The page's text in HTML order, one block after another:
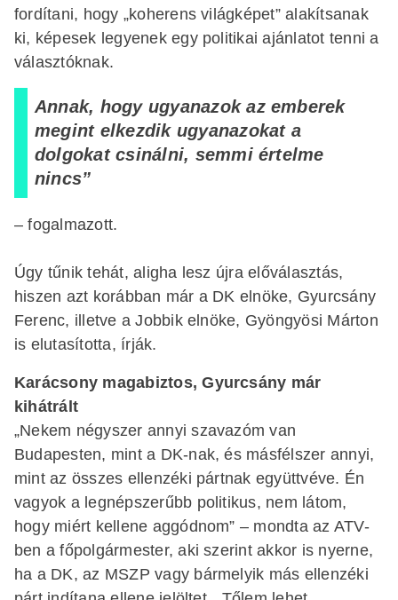
fordítani, hogy „koherens világképet” alakítsanak
ki, képesek legyenek egy politikai ajánlatot tenni a
választóknak.
Annak, hogy ugyanazok az emberek
megint elkezdik ugyanazokat a
dolgokat csinálni, semmi értelme
nincs”
– fogalmazott.
Úgy tűnik tehát, aligha lesz újra előválasztás,
hiszen azt korábban már a DK elnöke, Gyurcsány
Ferenc, illetve a Jobbik elnöke, Gyöngyösi Márton
is elutasította, írják.
Karácsony magabiztos, Gyurcsány már
kihátrált
„Nekem négyszer annyi szavazóm van
Budapesten, mint a DK-nak, és másfélszer annyi,
mint az összes ellenzéki pártnak együttvéve. Én
vagyok a legnépszerűbb politikus, nem látom,
hogy miért kellene aggódnom” – mondta az ATV-
ben a főpolgármester, aki szerint akkor is nyerne,
ha a DK, az MSZP vagy bármelyik más ellenzéki